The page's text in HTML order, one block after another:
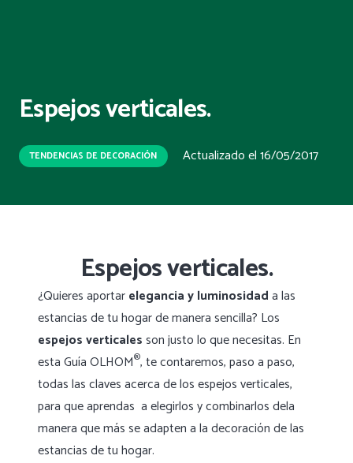
Espejos verticales.
TENDENCIAS DE DECORACIÓN Actualizado el16/05/2017
Espejos verticales.
¿Quieres aportarelegancia y luminosidada las
estancias de tu hogar de manera sencilla? Los
espejos verticalesson justo lo que necesitas. En
esta Guía OLHOM®, te contaremos, paso a paso,
todas las claves acerca de los espejos verticales,
para que aprendas a elegirlos y combinarlos dela
manera que más se adapten a la decoración de las
estancias de tu hogar.